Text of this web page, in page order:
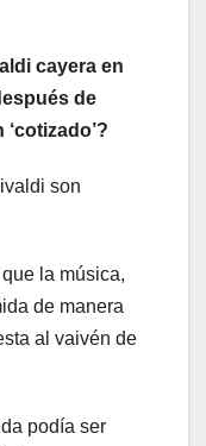
cayera en
de
son
la música,
de manera
al vaivén de
podía ser